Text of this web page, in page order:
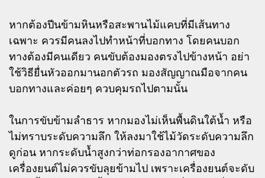
หากต้องปีนข้ามหินหรือสะพานไม้แคบที่มีเส้นทาง
เฉพาะ ควรมีคนลงไปทำหน้าที่บอกทาง โดยคนบอก
ทางต้องมีคนเดียว คนขับต้องมองตรงไปข้างหน้า อย่า
ใช้วิธียื่นหัวออกมานอกตัวรถ มองสัญญาณมือจากคน
บอกทางและค่อยๆ ควบคุมรถไปตามนั้น
ในการขับข้ามลำธาร หากมองไม่เห็นพื้นดินใต้น้ำ หรือ
ไม่ทราบระดับความลึก ให้ลงมาใช้ไม้วัดระดับความลึก
ดูก่อน หากระดับน้ำสูงกว่าท่อกรองอากาศของ
เครื่องยนต์ไม่ควรขับลุยข้ามไป เพราะเครื่องยนต์จะดับ